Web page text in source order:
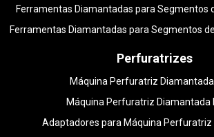
Ferramentas Diamantadas para Segmentos
Ferramentas Diamantadas para Segmentos
Perfuratrizes
Máquina Perfuratriz
Máquina Perfuratriz Diamantada
Adaptadores para Máquina Perfuratriz